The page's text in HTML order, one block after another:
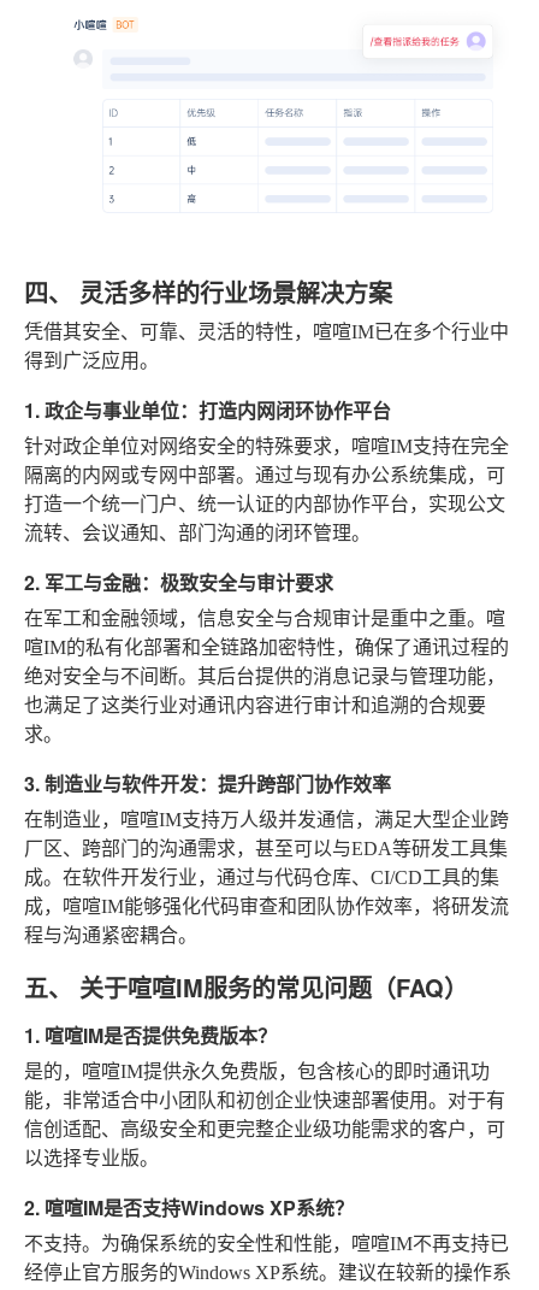
四、 灵活多样的行业场景解决方案
凭借其安全、可靠、灵活的特性，喧喧IM已在多个行业中
得到广泛应用。
1. 政企与事业单位：打造内网闭环协作平台
针对政企单位对网络安全的特殊要求，喧喧IM支持在完全
隔离的内网或专网中部署。通过与现有办公系统集成，可
打造一个统一门户、统一认证的内部协作平台，实现公文
流转、会议通知、部门沟通的闭环管理。
2. 军工与金融：极致安全与审计要求
在军工和金融领域，信息安全与合规审计是重中之重。喧
喧IM的私有化部署和全链路加密特性，确保了通讯过程的
绝对安全与不间断。其后台提供的消息记录与管理功能，
也满足了这类行业对通讯内容进行审计和追溯的合规要
求。
3. 制造业与软件开发：提升跨部门协作效率
在制造业，喧喧IM支持万人级并发通信，满足大型企业跨
厂区、跨部门的沟通需求，甚至可以与EDA等研发工具集
成。在软件开发行业，通过与代码仓库、CI/CD工具的集
成，喧喧IM能够强化代码审查和团队协作效率，将研发流
程与沟通紧密耦合。
五、 关于喧喧IM服务的常见问题（FAQ）
1. 喧喧IM是否提供免费版本？
是的，喧喧IM提供永久免费版，包含核心的即时通讯功
能，非常适合中小团队和初创企业快速部署使用。对于有
信创适配、高级安全和更完整企业级功能需求的客户，可
以选择专业版。
2. 喧喧IM是否支持Windows XP系统？
不支持。为确保系统的安全性和性能，喧喧IM不再支持已
经停止官方服务的Windows XP系统。建议在较新的操作系